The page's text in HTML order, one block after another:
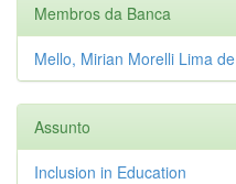
Membros da Banca
Mello, Mirian Morelli Lima de
Assunto
Inclusion in Education